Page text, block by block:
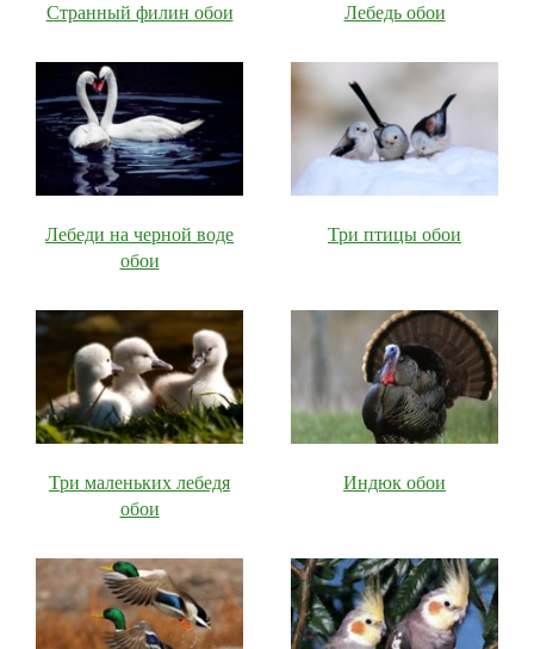
Странный филин обои Лебедь обои
Лебеди на черной воде
обои
Три птицы обои
Три маленьких лебедя
обои
Индюк обои